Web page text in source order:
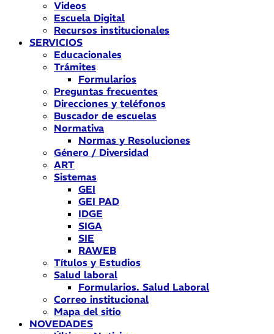
Videos
Escuela Digital
Recursos institucionales
SERVICIOS
Educacionales
Trámites
Formularios
Preguntas frecuentes
Direcciones y teléfonos
Buscador de escuelas
Normativa
Normas y Resoluciones
Género / Diversidad
ART
Sistemas
GEI
GEI PAD
IDGE
SIGA
SIE
RAWEB
Títulos y Estudios
Salud laboral
Formularios. Salud Laboral
Correo institucional
Mapa del sitio
NOVEDADES